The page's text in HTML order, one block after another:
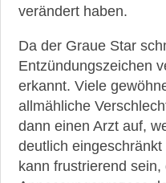
verändert haben.
Da der Graue Star
Entzündungszeichen
erkannt. Viele
allmähliche
dann einen Arzt auf,
deutlich
kann frustrierend